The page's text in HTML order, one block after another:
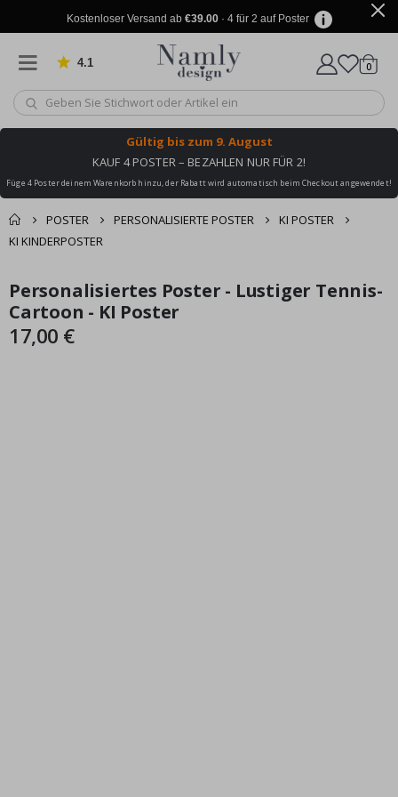
Kostenloser Versand ab €39.00· 4 für 2 auf Poster
4.1 von 1025 Bewertungen
Wagen
0
Gültig bis zum 9. August
KAUF 4 POSTER – BEZAHLEN NUR FÜR 2!
Füge 4 Poster deinem Warenkorb hinzu, der Rabatt wird automatisch beim Checkout angewendet!
POSTER PERSONALISIERTE POSTER
KI POSTER
KI KINDERPOSTER
Sie könnten auch
darunter leiden ✔
Korb
Zum
Ende
der
Bildgalerie
Zum
Anfang
der
Bildgalerie
Personalisiertes Poster - Lustiger Tennis-
Cartoon - KI Poster
17,00 €